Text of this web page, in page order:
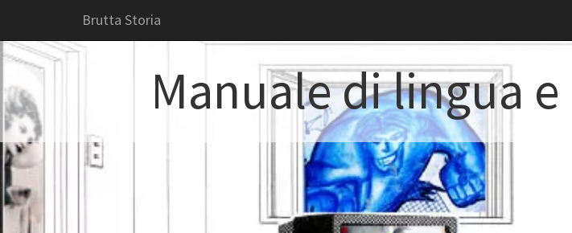
Brutta Storia
Manuale di lingua